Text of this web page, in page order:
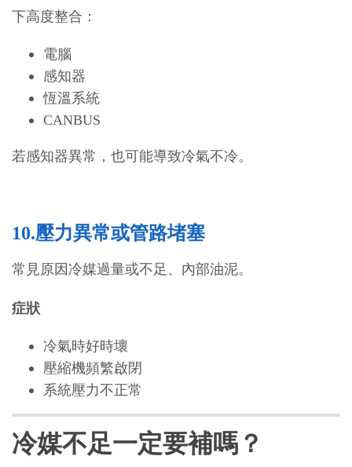
下高度整合：
電腦
感知器
恆溫系統
CANBUS
若感知器異常，也可能導致冷氣不冷。
10.壓力異常或管路堵塞
常見原因冷媒過量或不足、內部油泥。
症狀
冷氣時好時壞
壓縮機頻繁啟閉
系統壓力不正常
冷媒不足一定要補嗎？